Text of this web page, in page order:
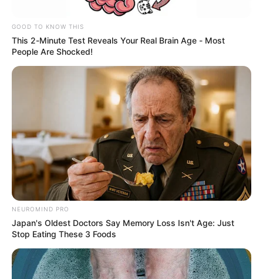
Cortesía
Tiroteo en el parque de la 93
Por:
Cristhiam Martínez
Febrero 21, 2024
COMPARTIR
GOOD TO KNOW THIS
This 2-Minute Test Reveals Your Real Brain Age - Most
People Are Shocked!
NEUROMIND PRO
Japan's Oldest Doctors Say Memory Loss Isn't Age: Just
Stop Eating These 3 Foods